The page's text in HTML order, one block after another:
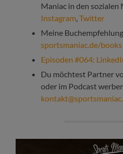
Maniac in den sozialen
Instagram ,Twitter
Meine
sportsmaniac.de/books
Episoden #064:
Du möchtest Partner
oder im Podcast